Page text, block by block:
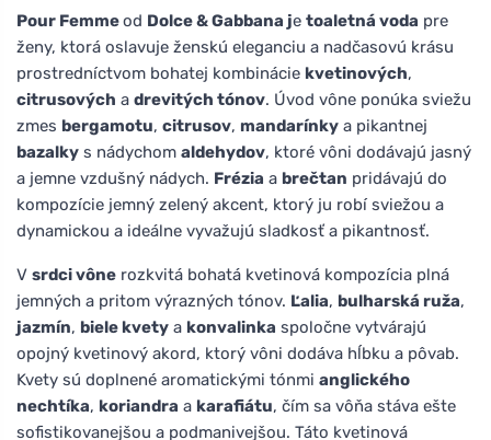
Pour Femmeod Dolce & Gabbana je toaletná voda pre
ženy, ktorá oslavuje ženskú eleganciu a nadčasovú krásu
prostredníctvom bohatej kombinácie kvetinových,
citrusových a drevitých tónov. Úvod vône ponúka sviežu
zmes bergamotu, citrusov, mandarínky a pikantnej
bazalky s nádychom aldehydov, ktoré vôni dodávajú jasný
a jemne vzdušný nádych. Frézia a brečtan pridávajú do
kompozície jemný zelený akcent, ktorý ju robí sviežou a
dynamickou a ideálne vyvažujú sladkosť a pikantnosť.
V srdci vône rozkvitá bohatá kvetinová kompozícia plná
jemných a pritom výrazných tónov. Ľalia, bulharská ruža,
jazmín, biele kvety a konvalinka spoločne vytvárajú
opojný kvetinový akord, ktorý vôni dodáva hĺbku a pôvab.
Kvety sú doplnené aromatickými tónmi anglického
nechtíka, koriandra a karafiátu, čím sa vôňa stáva ešte
sofistikovanejšou a podmanivejšou. Táto kvetinová